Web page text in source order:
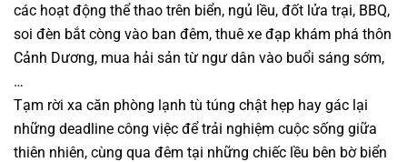
các hoạt động thể thao trên biển, ngủ lều, đốt lửa trại, BBQ,
soi đèn bắt còng vào ban đêm, thuê xe đạp khám phá thôn
Cảnh Dương, mua hải sản từ ngư dân vào buổi sáng sớm,
…
Tạm rời xa căn phòng lạnh tù túng chật hẹp hay gác lại
những deadline công việc để trải nghiệm cuộc sống giữa
thiên nhiên, cùng qua đêm tại những chiếc lều bên bờ biển